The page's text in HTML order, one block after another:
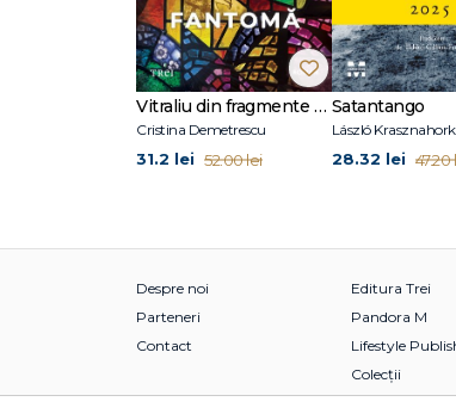
Vitraliu din fragmente de fantomă
Cristina Demetrescu
31.2 lei 52.00 lei
Satantango
László
28.32 lei 47.20
Despre noi
Parteneri
Contact
Editura Trei
Pandora M
Lifestyle
Colecții